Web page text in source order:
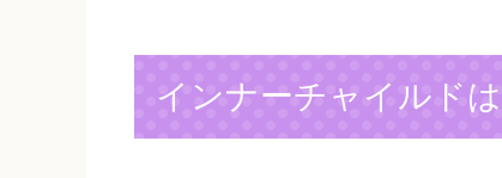
インナーチャイルド